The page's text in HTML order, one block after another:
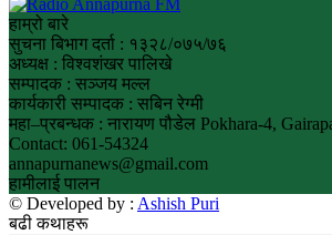
हाम्रो बारे
सुचना बिभाग दर्ता : १३२८/०७५/७६
अध्यक्ष : विश्वशंखर पालिखे
सम्पादक : सञ्जय मल्ल
कार्यकारी सम्पादक : सबिन रेग्मी
महा–प्रबन्धक : नारायण पौडेल Pokhara-4,
Contact: 061-54324
annapurnanews@gmail.com
हामीलाई पालन
© Developed by : Ashish Puri
बढी कथाहरू